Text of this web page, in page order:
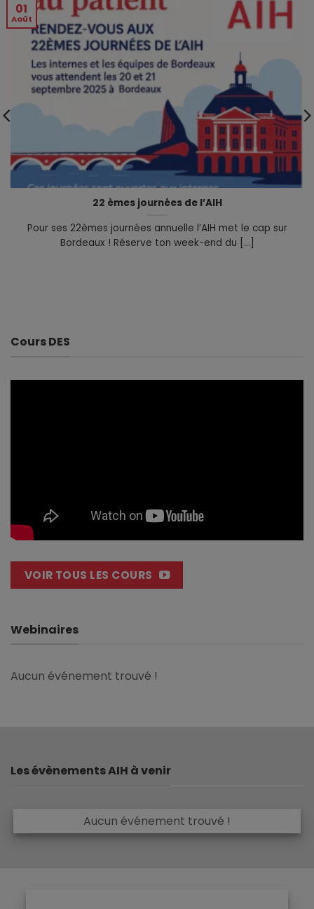
22 èmes journées de l’AIH
Pour ses 22èmes journées annuelle l’AIH met le cap sur
Bordeaux ! Réserve ton week-end du [...]
01
Août
Cours DES
VOIR TOUS LES COURS
Webinaires
Aucun événement trouvé !
Les évènements AIH à venir
Aucun événement trouvé !